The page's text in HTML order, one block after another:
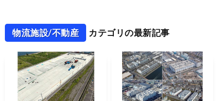
物流施設/不動産 カテゴリの最新記事